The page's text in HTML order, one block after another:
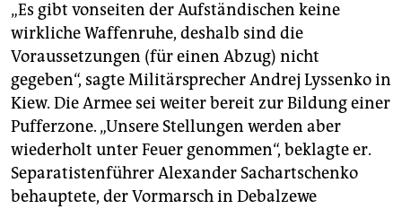
„Es gibt vonseiten der Aufständischen keine
wirkliche Waffenruhe, deshalb sind die
Voraussetzungen (für einen Abzug) nicht
gegeben“, sagte Militärsprecher Andrej Lyssenko in
Kiew. Die Armee sei weiter bereit zur Bildung einer
Pufferzone. „Unsere Stellungen werden aber
wiederholt unter Feuer genommen“, beklagte er.
Separatistenführer Alexander Sachartschenko
behauptete, der Vormarsch in Debalzewe